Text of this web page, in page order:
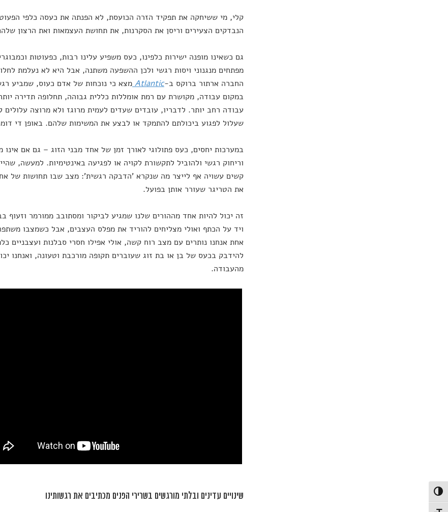
הפעל/כבה ניגודיות גבוהה
קלי, מי ששיחקה את תפקיד הזרה הכועסת, לא הפנתה את כעסה כלפי
הנבדקים הצעירים וריסן את הסקרנות, את תחושת העצמאות ואת הרצון
גם כשאינו מופנה ישירות כלפינו, כעס משפיע עלינו רבות, כפעוטות
מפתחים מנגנוני ויסות רגשי ולכן ההשפעה משתנה, אבל היא לא נעלמת
החברה ארתור ברוקס ב-Atlantic מצא כי נוכחות של אדם כעוס, שמביע
במקום עבודה, מקושרת עם רמת אומללות כללית גבוהה, תחלופה תדירה
עבודה רחב יותר. לדבריו, עובדים שעדים לעמית מרוגז ולא מרוצה עלולים
שעלול לפגוע ביכולתם להתמקד או לבצע את המשימות שלהם. באופן די דומה
במערכות יחסים, כעס פתולוגי לאורך זמן של אחד מבני הזוג – גם אם אינו
וריחוק רגשי ולהוביל לתקשורת לקויה או לפגיעה באינטימיות. למעשה,
קשים עשויה אף לייצר מה שנקרא 'הדבקה רגשית': מצב שבו תחושות של
את הטריגר שעורר אותן בפועל.
זה יכול להיות אחד מההורים שלנו שמגיע לביקור ומסתובב ממורמר וזעוף
ויד על הכתף ואולי מצליחים להוריד את מפלס העצבים, אבל כשמצבו
אחת אנחנו נותרים עם מצב רוח קשה, אולי אפילו חסרי סבלנות ועצבניים
להידבק בכעס של בן או בת זוג שעוברים תקופה מורכבת וטעונה, ואנחנו
מהעבודה.
שינויים עדינים ובלתי מורגשים בשרירי הפנים מכתיבים את רגשותינו